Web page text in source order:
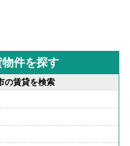
件を探す
の賃貸を検索